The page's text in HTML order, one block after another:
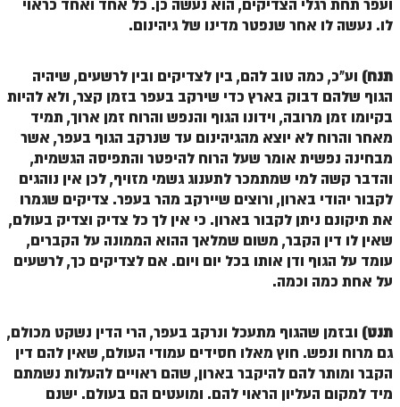
ספר הזוהר – ויקרא
ספר הזוהר הקדוש זוהר ויקרא מתקדמים
זוהר צו מתחילים
זוהר צו מתקדמים
פרשת שמיני מתחילים
ספר הזוהר פרשת תזריע למתחילים
זוהר מצורע מתחילים
זוהר אחרי מות למתחילים
ועפר תחת רגלי הצדיקים, הוא נעשה כן. כל אחד ואחד כראוי
לו. נעשה לו אחר שנפטר מדינו של גיהינום.
תנח) וע"כ, כמה טוב להם, בין לצדיקים ובין לרשעים, שיהיה
הגוף שלהם דבוק בארץ כדי שירקב בעפר בזמן קצר, ולא להיות
בקיומו זמן מרובה, וידונו הגוף והנפש והרוח זמן ארוך, תמיד
מאחר והרוח לא יוצא מהגיהינום עד שנרקב הגוף בעפר, אשר
מבחינה נפשית אומר שעל הרוח להיפטר והתפיסה הגשמית,
והדבר קשה למי שמתמכר לתענוג גשמי מזויף, לכן אין נוהגים
לקבור יהודי בארון, ורוצים שיירקב מהר בעפר. צדיקים שגמרו
את תיקונם ניתן לקבור בארון. כי אין לך כל צדיק וצדיק בעולם,
שאין לו דין הקבר, משום שמלאך ההוא הממונה על הקברים,
עומד על הגוף ודן אותו בכל יום ויום. אם לצדיקים כך, לרשעים
על אחת כמה וכמה.
תנט) ובזמן שהגוף מתעכל ונרקב בעפר, הרי הדין נשקט מכולם,
גם מרוח ונפש. חוץ מאלו חסידים עמודי העולם, שאין להם דין
הקבר ומותר להם להיקבר בארון, שהם ראויים להעלות נשמתם
מיד למקום העליון הראוי להם. ומועטים הם בעולם. ישנם